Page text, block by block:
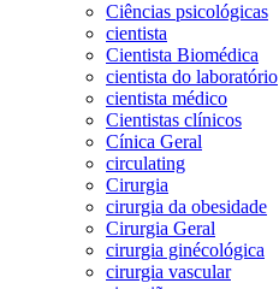
Ciências psicológicas
cientista
Cientista Biomédica
cientista do laboratório
cientista médico
Cientistas clínicos
Cínica Geral
circulating
Cirurgia
cirurgia da obesidade
Cirurgia Geral
cirurgia ginécológica
cirurgia vascular